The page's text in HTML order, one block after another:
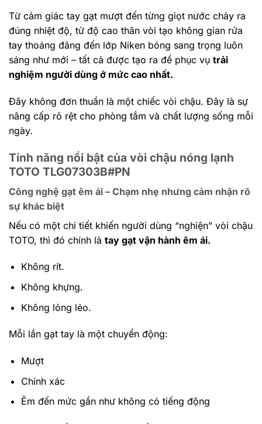
Từ cảm giác tay gạt mượt đến từng giọt nước chảy ra
đúng nhiệt độ, từ độ cao thân vòi tạo không gian rửa
tay thoáng đãng đến lớp Niken bóng sang trọng luôn
sáng như mới – tất cả được tạo ra để phục vụ trải
nghiệm người dùng ở mức cao nhất.
Đây không đơn thuần là một chiếc vòi chậu. Đây là sự
nâng cấp rõ rệt cho phòng tắm và chất lượng sống mỗi
ngày.
Tính năng nổi bật của vòi chậu nóng lạnh
TOTO TLG07303B#PN
Công nghệ gạt êm ái – Chạm nhẹ nhưng cảm nhận rõ
sự khác biệt
Nếu có một chi tiết khiến người dùng “nghiện” vòi chậu
TOTO, thì đó chính là tay gạt vận hành êm ái.
Không rít.
Không khựng.
Không lỏng lẻo.
Mỗi lần gạt tay là một chuyển động:
Mượt
Chính xác
Êm đến mức gần như không có tiếng động